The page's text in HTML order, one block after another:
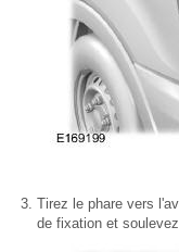
Tirez le phare vers
de fixation et